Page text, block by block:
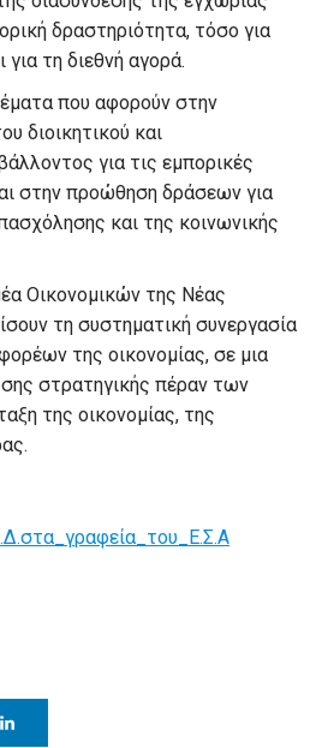
δραστηριότητα, τόσο για
τη διεθνή αγορά.
που αφορούν στην
διοικητικού και
για τις εμπορικές
στην προώθηση δράσεων για
και της κοινωνικής
Οικονομικών της Νέας
τη συστηματική συνεργασία
της οικονομίας, σε μια
στρατηγικής πέραν των
της οικονομίας, της